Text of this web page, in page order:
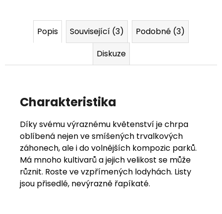
Popis Související (3)
Podobné (3)
Diskuze
Charakteristika
Díky svému výraznému květenství je chrpa
oblíbená nejen ve smíšených trvalkových
záhonech, ale i do volnějších kompozic parků.
Má mnoho kultivarů a jejich velikost se může
různit. Roste ve vzpřímených lodyhách. Listy
jsou přisedlé, nevýrazně řapíkaté.